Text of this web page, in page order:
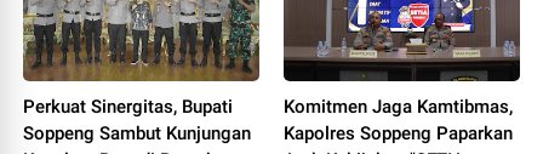
Perkuat Sinergitas, Bupati
Soppeng Sambut Kunjungan
Komitmen Jaga Kamtibmas,
Kapolres Soppeng Paparkan